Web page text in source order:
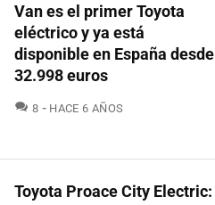
Van es el primer Toyota
eléctrico y ya está
disponible en España desde
32.998 euros
8 COMENTARIOS
HACE 6 AÑOS
Toyota Proace City Electric: